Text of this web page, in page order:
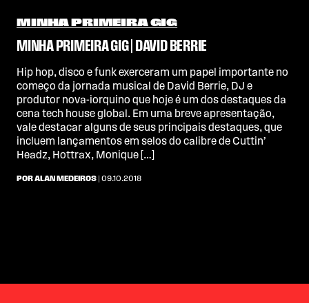
MINHA PRIMEIRA GIG
MINHA PRIMEIRA GIG | DAVID BERRIE
Hip hop, disco e funk exerceram um papel importante no
começo da jornada musical de David Berrie, DJ e
produtor nova-iorquino que hoje é um dos destaques da
cena tech house global. Em uma breve apresentação,
vale destacar alguns de seus principais destaques, que
incluem lançamentos em selos do calibre de Cuttin’
Headz, Hottrax, Monique […]
POR ALAN MEDEIROS | 09.10.2018